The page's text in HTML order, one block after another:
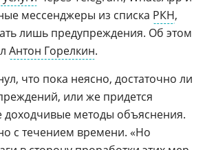
мессенджеры из списка РКН,
лишь предупреждения. Об этом
Антон Горелкин.
что пока неясно, достаточно ли
или же придется
доходчивые методы объяснения.
с течением времени. «Но